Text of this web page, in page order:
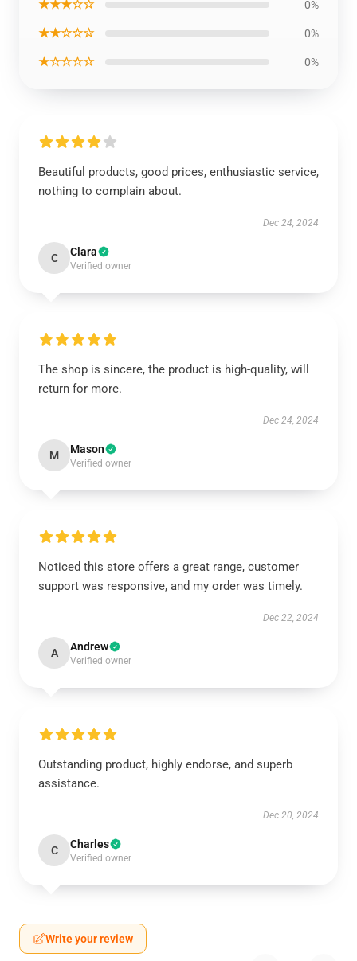
★★★☆☆ 0%
★★☆☆☆ 0%
★☆☆☆☆ 0%
Beautiful products, good prices, enthusiastic service,
nothing to complain about.
Dec 24, 2024
C Clara
Verified owner
The shop is sincere, the product is high-quality, will
return for more.
Dec 24, 2024
M Mason
Verified owner
Noticed this store offers a great range, customer
support was responsive, and my order was timely.
Dec 22, 2024
A Andrew
Verified owner
Outstanding product, highly endorse, and superb
assistance.
Dec 20, 2024
C Charles
Verified owner
Write your review